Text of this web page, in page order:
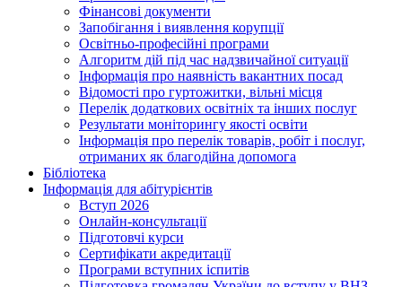
Фінансові документи
Запобігання і виявлення корупції
Освітньо-професійні програми
Алгоритм дій під час надзвичайної ситуації
Інформація про наявність вакантних посад
Відомості про гуртожитки, вільні місця
Перелік додаткових освітніх та інших послуг
Результати моніторингу якості освіти
Інформація про перелік товарів, робіт і послуг,
отриманих як благодійна допомога
Бібліотека
Інформація для абітурієнтів
Вступ 2026
Онлайн-консультації
Підготовчі курси
Сертифікати акредитації
Програми вступних іспитів